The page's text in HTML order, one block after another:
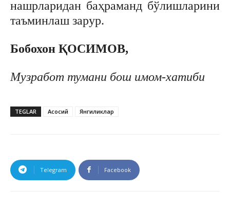
нашрларидан баҳраманд бўлишларини
таъминлаш зарур.
Бобохон ҚОСИМОВ,
Музработ тумани бош имом-хатиби
TEGLAR Асосий Янгиликлар
Telegram Facebook